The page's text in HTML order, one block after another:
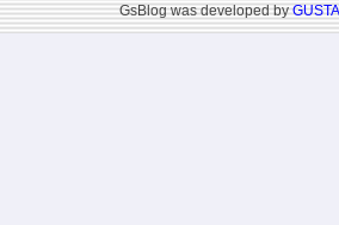
GsBlog was developed by